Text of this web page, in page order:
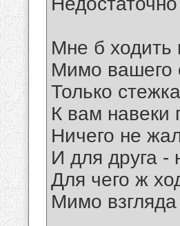
Мне б ходить
Мимо вашего
Только
К вам навеки
Hичего не
И для друга -
Для чего ж
Мимо